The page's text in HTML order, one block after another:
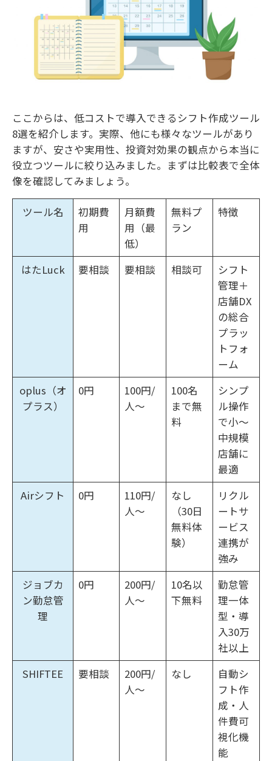
ここからは、低コストで導入できるシフト作成ツール
8選を紹介します。実際、他にも様々なツールがあり
ますが、安さや実用性、投資対効果の観点から本当に
役立つツールに絞り込みました。まずは比較表で全体
像を確認してみましょう。
ツール名
初期費
用
月額費
用（最
低）
無料プ
ラン
特徴
はたLuck 要相談 要相談 相談可
シフト
管理＋
店舗DX
の総合
プラッ
トフォ
ーム
oplus（オ
プラス）
0円
100円/
人〜
100名
まで無
料
シンプ
ル操作
で小〜
中規模
店舗に
最適
Airシフト
0円
110円/
人〜
なし
（30日
無料体
験）
リクル
ートサ
ービス
連携が
強み
ジョブカ
ン勤怠管
理
0円
200円/
人〜
10名以
下無料
勤怠管
理一体
型・導
入30万
社以上
SHIFTEE
要相談
200円/
人〜
なし
自動シ
フト作
成・人
件費可
視化機
能